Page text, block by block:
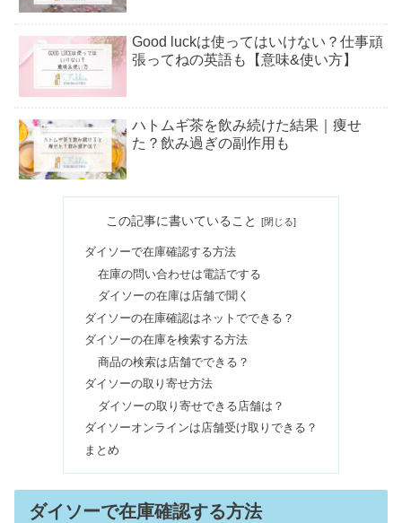
Good luckは使ってはいけない？仕事頑
張ってねの英語も【意味&使い方】
ハトムギ茶を飲み続けた結果｜痩せ
た？飲み過ぎの副作用も
みつとの違いやカビの危険性
チャミスル体に悪い？まずい＆悪酔い
がやばいの？【開け方も】
降水量1mmとは実際どれくらい？雨や
雪の動画まとめ【ゴルフ・ディズニ
ー】
覧！英語の名前＆コアラの謎も
この記事に書いていること
ダイソーで在庫確認する方法
在庫の問い合わせは電話でする
ダイソーの在庫は店舗で聞く
ダイソーの在庫確認はネットでできる？
ダイソーの在庫を検索する方法
商品の検索は店舗でできる？
ダイソーの取り寄せ方法
ダイソーの取り寄せできる店舗は？
ダイソーオンラインは店舗受け取りできる？
まとめ
ダイソーで在庫確認する方法